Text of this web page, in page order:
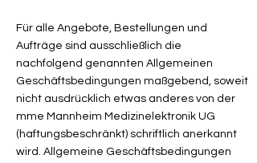
Für alle Angebote, Bestellungen und
Aufträge sind ausschließlich die
nachfolgend genannten Allgemeinen
Geschäftsbedingungen maßgebend, soweit
nicht ausdrücklich etwas anderes von der
mme Mannheim Medizinelektronik UG
(haftungsbeschränkt) schriftlich anerkannt
wird. Allgemeine Geschäftsbedingungen